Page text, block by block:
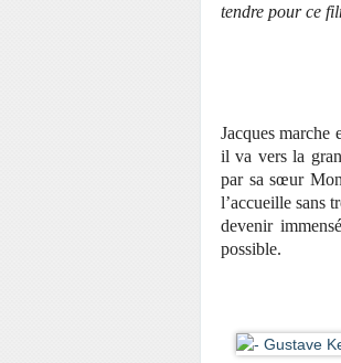
tendre pour ce
Jacques marche
il va vers la
par sa sœur
l’accueille sans
devenir
possible.